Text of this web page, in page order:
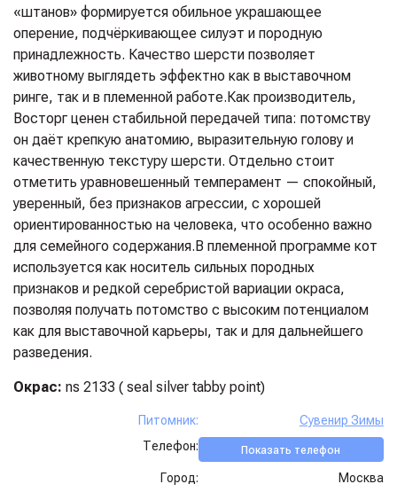
«штанов» формируется обильное украшающее
оперение, подчёркивающее силуэт и породную
принадлежность. Качество шерсти позволяет
животному выглядеть эффектно как в выставочном
ринге, так и в племенной работе.Как производитель,
Восторг ценен стабильной передачей типа: потомству
он даёт крепкую анатомию, выразительную голову и
качественную текстуру шерсти. Отдельно стоит
отметить уравновешенный темперамент — спокойный,
уверенный, без признаков агрессии, с хорошей
ориентированностью на человека, что особенно важно
для семейного содержания.В племенной программе кот
используется как носитель сильных породных
признаков и редкой серебристой вариации окраса,
позволяя получать потомство с высоким потенциалом
как для выставочной карьеры, так и для дальнейшего
разведения.
Окрас: ns 2133 ( seal silver tabby point)
Питомник:
Сувенир Зимы
Телефон:
Показать телефон
Город: Москва